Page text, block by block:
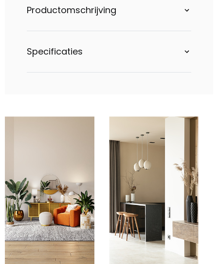
Productomschrijving
Specificaties